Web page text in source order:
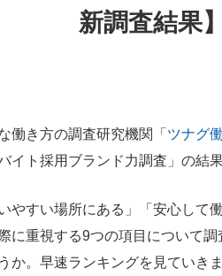
っと気になるネットの話題
新調査結果】
働き方の調査研究機関「 ツナグ
イト採用ブランド力調査」の結
やすい場所にある」「安心して
に重視する9つの項目について
か。早速ランキングを見ていきま